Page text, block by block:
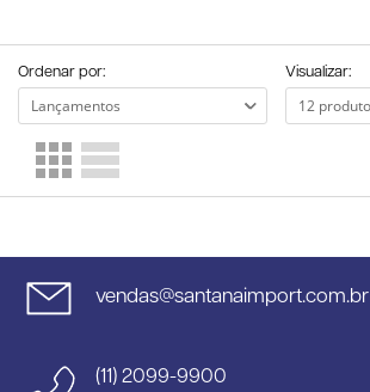
Ordenar por: Visualizar:
vendas@santanaimport.com.br
(11) 2099-9900